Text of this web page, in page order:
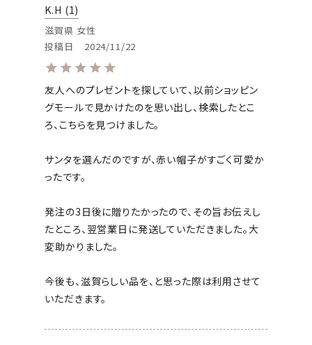
K.H 1
滋賀県 女性
投稿日
2024/11/22
友人へのプレゼントを探していて、以前ショッピン
グモールで見かけたのを思い出し、検索したとこ
ろ、こちらを見つけました。
サンタを選んだのですが、赤い帽子がすごく可愛か
ったです。
発注の3日後に贈りたかったので、その旨お伝えし
たところ、翌営業日に発送していただきました。大
変助かりました。
今後も、滋賀らしい品を、と思った際は利用させて
いただきます。